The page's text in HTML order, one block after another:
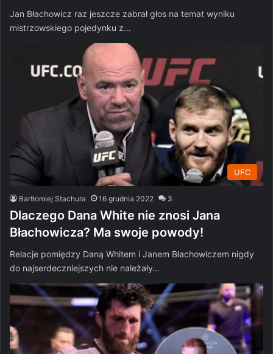
Jan Błachowicz raz jeszcze zabrał głos na temat wyniku
mistrzowskiego pojedynku z…
UFC
Bartłomiej Stachura 16 grudnia 2022 3
Dlaczego Dana White nie znosi Jana
Błachowicza? Ma swoje powody!
Relacje pomiędzy Daną Whitem i Janem Błachowiczem nigdy
do najserdeczniejszych nie należały…